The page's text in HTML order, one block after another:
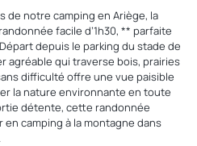
de notre camping en Ariège, la
facile d’1h30, ** parfaite
depuis le parking du stade de
agréable qui traverse bois, prairies
difficulté offre une vue paisible
la nature environnante en toute
détente, cette randonnée
camping à la montagne dans